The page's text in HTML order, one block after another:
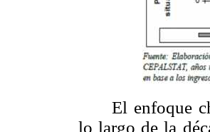
El enfoque
lo largo de la